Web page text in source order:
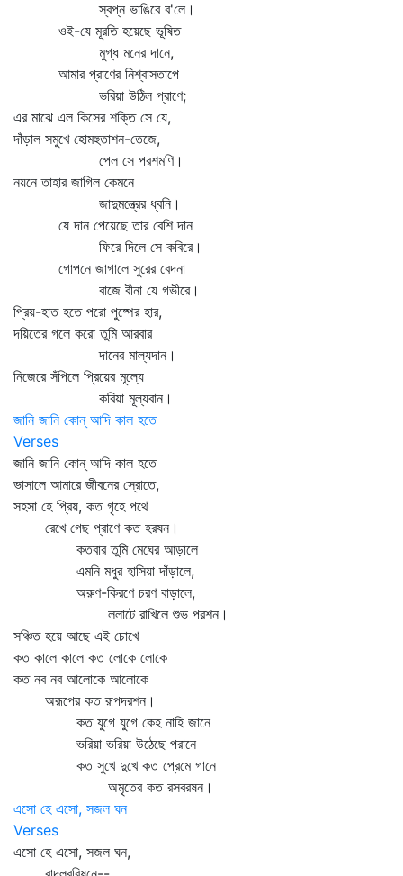
স্বপ্ন ভাঙিবে ব'লে।
ওই-যে মূরতি হয়েছে ভূষিত
মুগ্ধ মনের দানে,
আমার প্রাণের নিশ্বাসতাপে
ভরিয়া উঠিল প্রাণে;
এর মাঝে এল কিসের শক্তি সে যে,
দাঁড়াল সমুখে হোমহুতাশন-তেজে,
পেল সে পরশমণি।
নয়নে তাহার জাগিল কেমনে
জাদুমন্ত্রের ধ্বনি।
যে দান পেয়েছে তার বেশি দান
ফিরে দিলে সে কবিরে।
গোপনে জাগালে সুরের বেদনা
বাজে বীনা যে গভীরে।
প্রিয়-হাত হতে পরো পুষ্পের হার,
দয়িতের গলে করো তুমি আরবার
দানের মাল্যদান।
নিজেরে সঁপিলে প্রিয়ের মূল্যে
করিয়া মূল্যবান।
জানি জানি কোন্‌ আদি কাল হতে
Verses
জানি জানি কোন্‌ আদি কাল হতে
ভাসালে আমারে জীবনের স্রোতে,
সহসা হে প্রিয়, কত গৃহে পথে
রেখে গেছ প্রাণে কত হরষন।
কতবার তুমি মেঘের আড়ালে
এমনি মধুর হাসিয়া দাঁড়ালে,
অরুণ-কিরণে চরণ বাড়ালে,
ললাটে রাখিলে শুভ পরশন।
সঞ্চিত হয়ে আছে এই চোখে
কত কালে কালে কত লোকে লোকে
কত নব নব আলোকে আলোকে
অরূপের কত রূপদরশন।
কত যুগে যুগে কেহ নাহি জানে
ভরিয়া ভরিয়া উঠেছে পরানে
কত সুখে দুখে কত প্রেমে গানে
অমৃতের কত রসবরষন।
এসো হে এসো, সজল ঘন
Verses
এসো হে এসো, সজল ঘন,